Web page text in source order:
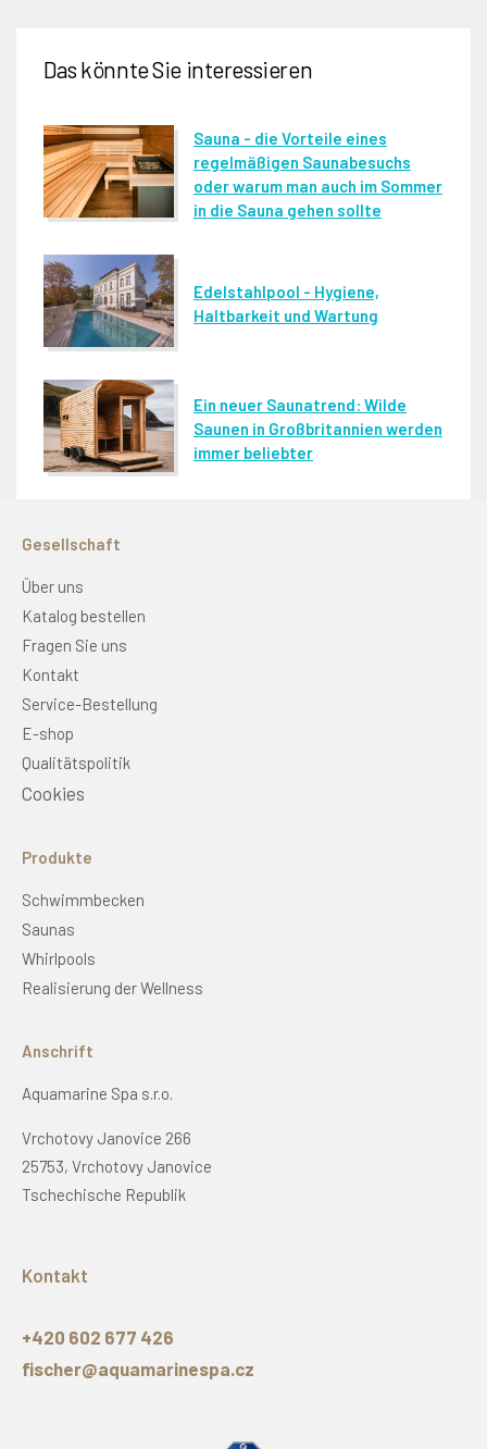
Das könnte Sie interessieren
Sauna - die Vorteile eines
regelmäßigen Saunabesuchs
oder warum man auch im Sommer
in die Sauna gehen sollte
Edelstahlpool - Hygiene,
Haltbarkeit und Wartung
Ein neuer Saunatrend: Wilde
Saunen in Großbritannien werden
immer beliebter
Gesellschaft
Über uns
Katalog bestellen
Fragen Sie uns
Kontakt
Service-Bestellung
E-shop
Qualitätspolitik
Cookies
Produkte
Schwimmbecken
Saunas
Whirlpools
Realisierung der Wellness
Anschrift
Aquamarine Spa s.r.o.
Vrchotovy Janovice 266
25753, Vrchotovy Janovice
Tschechische Republik
Kontakt
+420 602 677 426
fischer@aquamarinespa.cz